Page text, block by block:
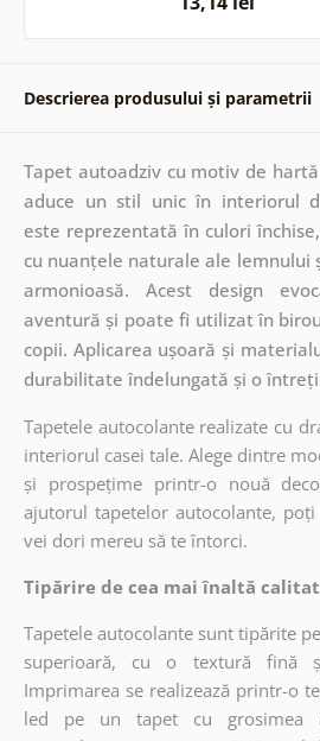
Descrierea produsului și parametrii
Tapet autoadziv cu motiv de
aduce un stil unic în interiorul
este reprezentată în culori
cu nuanțele naturale ale lemnului
armonioasă. Acest design
aventură și poate fi utilizat în
copii. Aplicarea ușoară și
durabilitate îndelungată și o
Tapetele autocolante realizate cu
interiorul casei tale. Alege dintre
și prospețime printr-o nouă
ajutorul tapetelor autocolante,
vei dori mereu să te întorci.
Tipărire de cea mai înaltă
Tapetele autocolante sunt tipărite
superioară, cu o textură fină
Imprimarea se realizează printr-o
led pe un tapet cu grosimea